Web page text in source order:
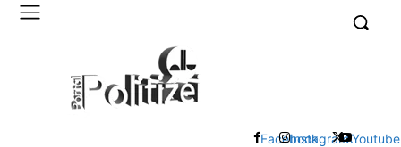
FacebookInstagramXYoutube